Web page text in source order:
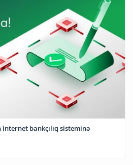
internet bankçılıq sisteminə